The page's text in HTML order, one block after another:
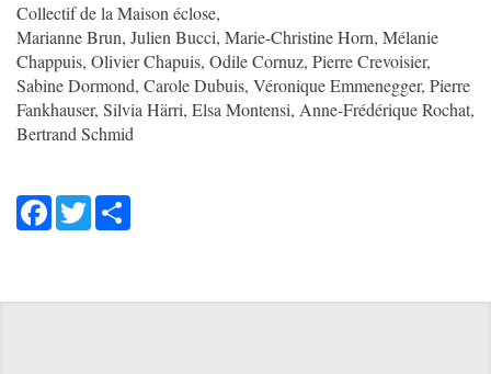
Collectif de la Maison éclose,
Marianne Brun, Julien Bucci, Marie-Christine Horn, Mélanie
Chappuis, Olivier Chapuis, Odile Cornuz, Pierre Crevoisier,
Sabine Dormond, Carole Dubuis, Véronique Emmenegger, Pierre
Fankhauser, Silvia Härri, Elsa Montensi, Anne-Frédérique Rochat,
Bertrand Schmid
Facebook
Twitter